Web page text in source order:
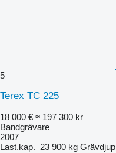
5
Terex TC 225
18 000 € ≈ 197 300 kr
Bandgrävare
2007
Last.kap. 23 900 kg Grävdjup